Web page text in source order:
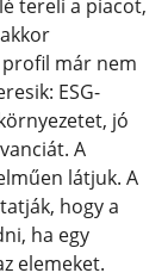
tereli a piacot,
már nem
ESG-
jó
A
látjuk. A
hogy a
ha egy
elemeket.